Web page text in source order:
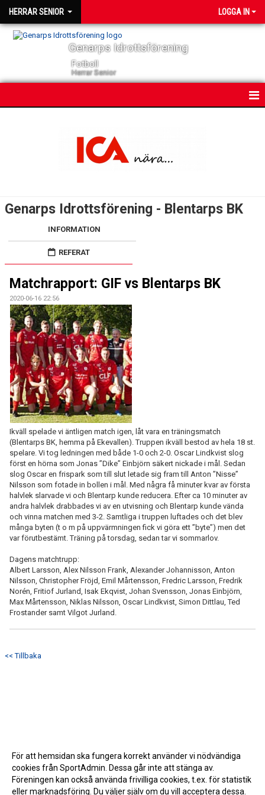
HERRAR SENIOR LOGGA IN
Genarps Idrottsförening
Fotboll
Herrar Senior
EKEVALLEN IP
DOKUMENT
BILDER
STATISTIK
ÅRSKORT A-LAG 2026
Genarps Idrottsförening - Blentarps BK
INFORMATION
REFERAT
Matchrapport: GIF vs Blentarps BK
2020-06-16 22:56
Ikväll spelade vi äntligen match igen, låt vara en träningsmatch
(Blentarps BK, hemma på Ekevallen). Truppen ikväll bestod av hela 18 st.
spelare. Vi tog ledningen med både 1-0 och 2-0. Oscar Lindkvist slog
först en hörna som Jonas ”Dike” Einbjörn säkert nickade i mål. Sedan
slog Oscar en frispark som till slut letade sig fram till Anton ”Nisse”
Nilsson som fotade in bollen i mål. Med några få minuter kvar av första
halvlek slarvade vi och Blentarp kunde reducera. Efter ca 10 minuter av
andra halvlek drabbades vi av en utvisning och Blentarp kunde vända
och vinna matchen med 3-2. Samtliga i truppen luftades och det blev
många byten (t o m på uppvärmningen fick vi göra ett ”byte”) men det
var förutbestämt. Träning på torsdag, sedan tar vi sommarlov.
Dagens matchtrupp:
Albert Larsson, Alex Nilsson Frank, Alexander Johannisson, Anton
Nilsson, Christopher Fröjd, Emil Mårtensson, Fredric Larsson, Fredrik
Norén, Fritiof Jurland, Isak Ekqvist, Johan Svensson, Jonas Einbjörn,
Max Mårtensson, Niklas Nilsson, Oscar Lindkvist, Simon Dittlau, Ted
Frostander samt Vilgot Jurland.
<< Tillbaka
För att hemsidan ska fungera korrekt använder vi nödvändiga
cookies från SportAdmin. Dessa går inte att stänga av.
Föreningen kan också använda frivilliga cookies, t.ex. för statistik
eller marknadsföring. Du väljer själv om du vill acceptera dessa.